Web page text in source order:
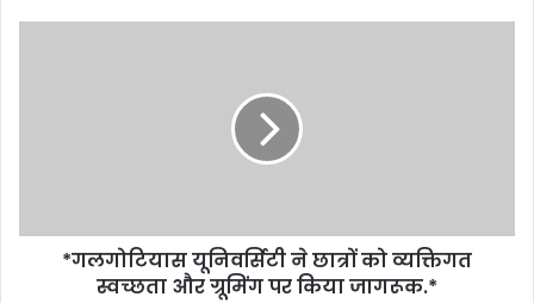
*गलगोटियास यूनिवर्सिटी ने छात्रों को व्यक्तिगत
स्वच्छता और ग्रूमिंग पर किया जागरूक.*